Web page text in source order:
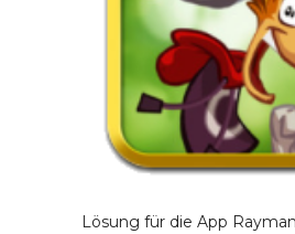
Lösung für die App